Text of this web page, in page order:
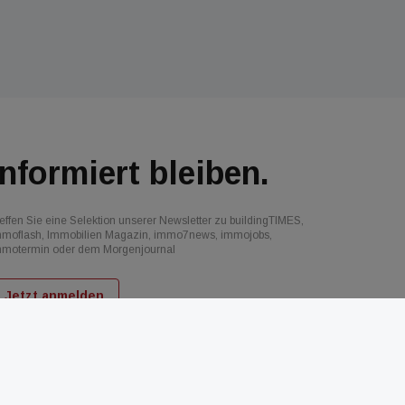
bleiben.
Sie eine Selektion unserer Newsletter zu buildingTIMES,
Immobilien Magazin, immo7news, immojobs,
oder dem Morgenjournal
Jetzt anmelden